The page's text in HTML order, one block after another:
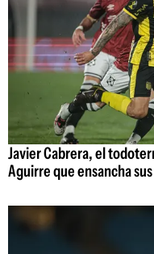
Javier Cabrera, el
Aguirre que ensancha